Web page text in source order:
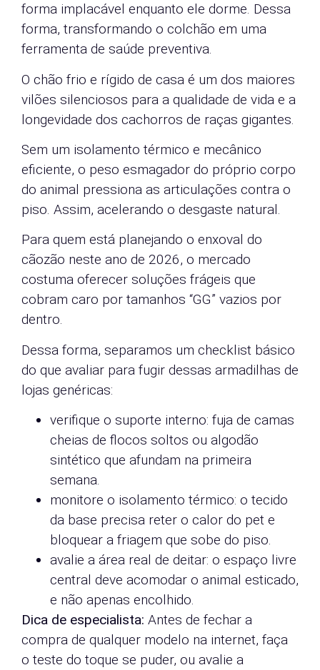
forma implacável enquanto ele dorme. Dessa
forma, transformando o colchão em uma
ferramenta de saúde preventiva.
O chão frio e rígido de casa é um dos maiores
vilões silenciosos para a qualidade de vida e a
longevidade dos cachorros de raças gigantes.
Sem um isolamento térmico e mecânico
eficiente, o peso esmagador do próprio corpo
do animal pressiona as articulações contra o
piso. Assim, acelerando o desgaste natural.
Para quem está planejando o enxoval do
cãozão neste ano de 2026, o mercado
costuma oferecer soluções frágeis que
cobram caro por tamanhos “GG” vazios por
dentro.
Dessa forma, separamos um checklist básico
do que avaliar para fugir dessas armadilhas de
lojas genéricas:
verifique o suporte interno: fuja de camas
cheias de flocos soltos ou algodão
sintético que afundam na primeira
semana.
monitore o isolamento térmico: o tecido
da base precisa reter o calor do pet e
bloquear a friagem que sobe do piso.
avalie a área real de deitar: o espaço livre
central deve acomodar o animal esticado,
e não apenas encolhido.
Dica de especialista: Antes de fechar a
compra de qualquer modelo na internet, faça
o teste do toque se puder, ou avalie a